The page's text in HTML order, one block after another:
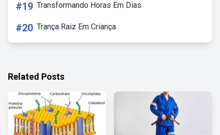
#19 Transformando Horas Em Dias
#20 Trança Raiz Em Criança
Related Posts